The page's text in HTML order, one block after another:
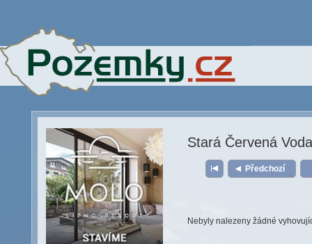
Stará Červená Voda
Předchozí
Nebyly nalezeny žádné